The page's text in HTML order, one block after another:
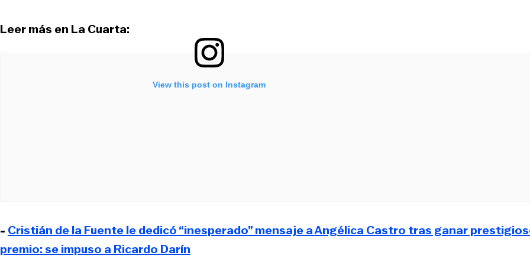
View this post on Instagram
Leer más en La Cuarta:
- Cristián de la Fuente le dedicó “inesperado” mensaje a Angélica Castro tras ganar
premio: se impuso a Ricardo Darín